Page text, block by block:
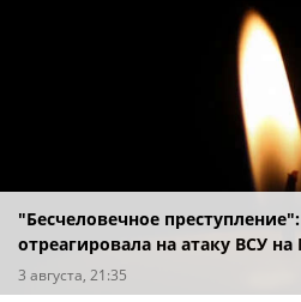
"Бесчеловечное
отреагировала на атаку ВСУ
3 августа, 21:35